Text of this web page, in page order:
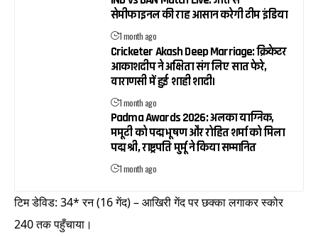
सेमीफाइनल की राह आसान करेगी टीम इंडिया
1 month ago
Cricketer Akash Deep Marriage: क्रिकेटर
आकाशदीप ने अक्षिता संग लिए सात फेरे,
वाराणसी में हुई शाही शादी।
1 month ago
Padma Awards 2026: अलका याग्निक,
ममूटी को पद्म भूषण और रोहित शर्मा को मिला
पद्म श्री, राष्ट्रपति मुर्मू ने किया सम्मानित
1 month ago
टिम डेविड: 34* रन (16 गेंद) – आखिरी गेंद पर छक्का लगाकर स्कोर
240 तक पहुँचाया।